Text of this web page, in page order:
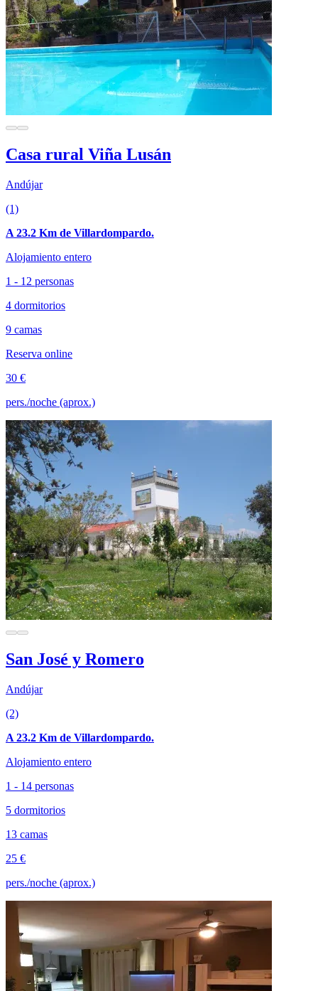
Casa rural Viña Lusán
Andújar
(1)
A 23.2 Km de Villardompardo.
Alojamiento entero
1 - 12 personas
4 dormitorios
9 camas
Reserva online
30 €
pers./noche (aprox.)
San José y Romero
Andújar
(2)
A 23.2 Km de Villardompardo.
Alojamiento entero
1 - 14 personas
5 dormitorios
13 camas
25 €
pers./noche (aprox.)